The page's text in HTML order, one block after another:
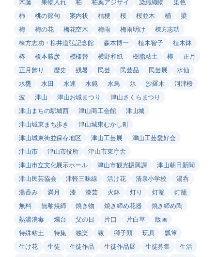
柿
桃の節句 案内状 桔梗 桜 桜並木 桶
梁
梅
梅の花 梅花空木 梅雨 梅雨明け
棟方志功
棟方志功・柳井道弘記念館
森本博一 植木智子
植木鉢
椿
榎本勝彦 模様替 横野和紙 樹脂粘土 樽
正月
正月飾り
歴史 残暑 民芸 民芸品 民芸展
水仙
水甕
水田 水連 水鏡 水鳥 氷 沙羅木
河津桜
波
津山 津山お城まつり
津山さくらまつり
津山まちの駅城西
津山商工会館
津山城
津山城東まち歩き
津山城東むかし町
津山城東街並保存地区
津山工芸展
津山工芸愛好会
津山市
津山市役所
津山市東庁舎
津山市立文化展示ホール
津山市観光振興課
津山朝日新聞
津山民芸協会
津軽三味線 活け花 清泉小学校
湯呑
湯呑み
満月 漆 漆芸 火鉢 灯り 灯篭
灯籠
無料
無釉焼締 焼き物 焼き締め花器
焼き締め陶
熱湯消毒
燭台 父の日 片口 片白草
版画
特殊粘土
特集 独楽 猿 獅子頭 玩具
瓢箪
生け花
生徒 生徒作品 生徒作品展 生徒募集
生活